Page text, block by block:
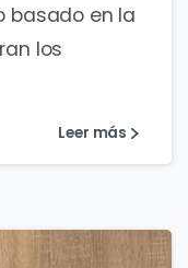
basado en la
los
Leer más